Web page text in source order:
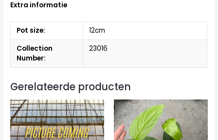
Extra informatie
Pot size:
12cm
Collection
Number:
23016
Gerelateerde producten